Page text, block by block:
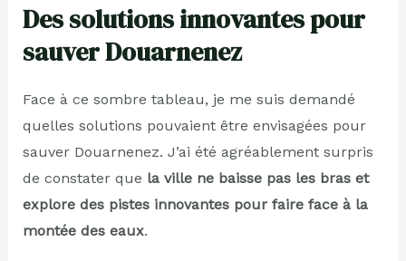
Des solutions innovantes pour
sauver Douarnenez
Face à ce sombre tableau, je me suis demandé
quelles solutions pouvaient être envisagées pour
sauver Douarnenez. J’ai été agréablement surpris
de constater que la ville ne baisse pas les bras et
explore des pistes innovantes pour faire face à la
montée des eaux.